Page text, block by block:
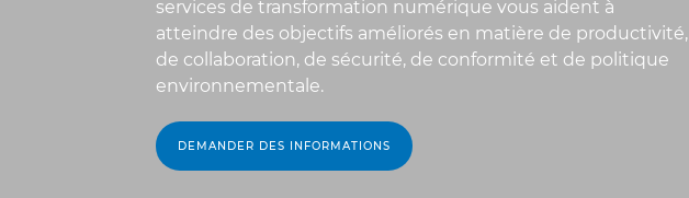
services de transformation numérique vous aident à
atteindre des objectifs améliorés en matière de productivité,
de collaboration, de sécurité, de conformité et de politique
environnementale.
DEMANDER DES INFORMATIONS